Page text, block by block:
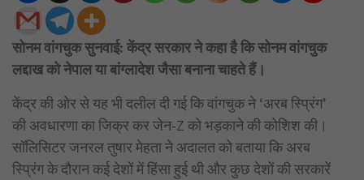
सोनम वांगचुक सुनवाई: केंद्र सरकार ने कहा है कि सोनम वांगचुक
लद्दाख को नेपाल या बांग्लादेश जैसा बनाना चाहते हैं।
केंद्र की ओर से यह भी दलील दी गई कि वांगचुक ने ‘अरब स्प्रिंग’
की अवधारणा का जिक्र कर जेन-Z को भड़काने की कोशिश की।
सॉलिसिटर जनरल तुषार मेहता ने अदालत को बताया कि अरब
स्प्रिंग के दौरान कई देशों में हिंसा हुई थी और कुछ देशों की सरकारें